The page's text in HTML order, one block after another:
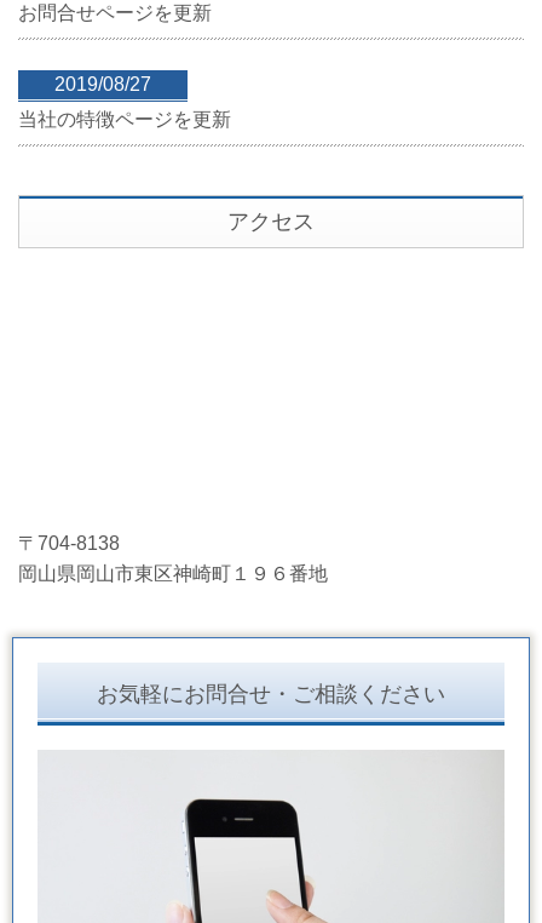
お問合せページを更新
2019/08/27
当社の特徴ページを更新
アクセス
〒704-8138
岡山県岡山市東区神崎町１９６番地
お気軽にお問合せ・ご相談ください